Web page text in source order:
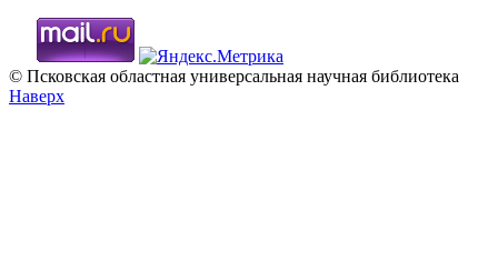
© Псковская областная универсальная научная библиотека
Наверх